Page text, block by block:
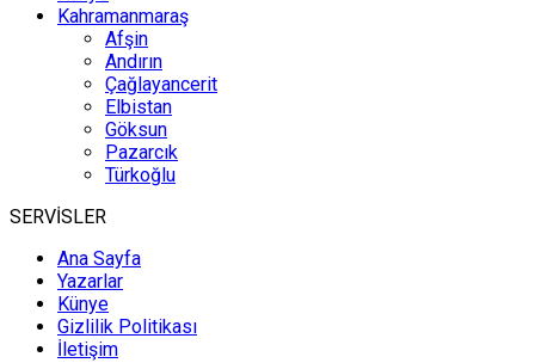
Kahramanmaraş
Afşin
Andırın
Çağlayancerit
Elbistan
Göksun
Pazarcık
Türkoğlu
SERVİSLER
Ana Sayfa
Yazarlar
Künye
Gizlilik Politikası
İletişim